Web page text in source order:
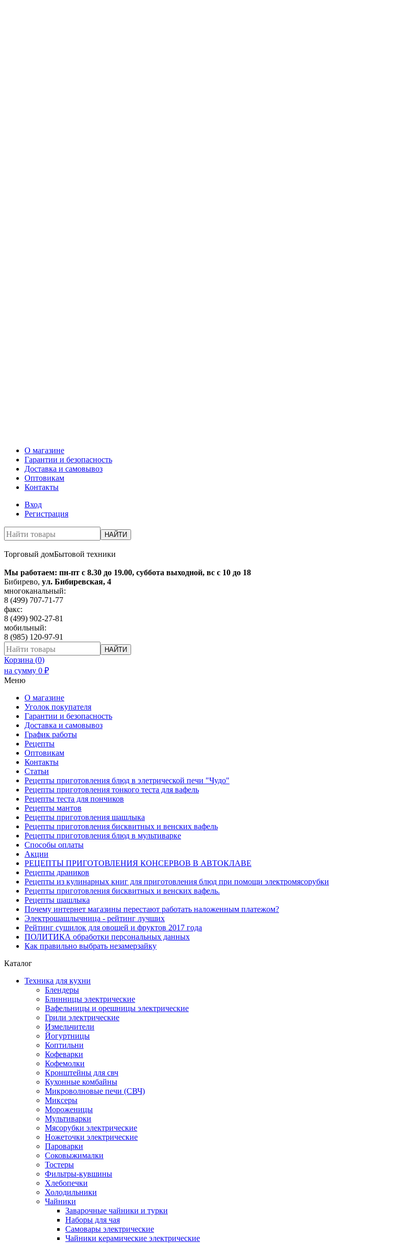
О магазине
Гарантии и безопасность
Доставка и самовывоз
Оптовикам
Контакты
Вход
Регистрация
НАЙТИ
Торговый домБытовой техники
Мы работаем: пн-пт с 8.30 до 19.00, суббота выходной, вс с 10 до 18
Бибирево, ул. Бибиревская, 4
многоканальный:
8 (499) 707-71-77
факс:
8 (499) 902-27-81
мобильный:
8 (985) 120-97-91
НАЙТИ
Корзина (0)
на сумму 0 ₽
Меню
О магазине
Уголок покупателя
Гарантии и безопасность
Доставка и самовывоз
График работы
Рецепты
Оптовикам
Контакты
Статьи
Рецепты приготовления блюд в элетрической печи "Чудо"
Рецепты приготовления тонкого теста для вафель
Рецепты теста для пончиков
Рецепты мантов
Рецепты приготовления шашлыка
Рецепты приготовления бисквитных и венских вафель
Рецепты приготовления блюд в мультиварке
Способы оплаты
Акции
РЕЦЕПТЫ ПРИГОТОВЛЕНИЯ КОНСЕРВОВ В АВТОКЛАВЕ
Рецепты драников
Рецепты из кулинарных книг для приготовления блюд при помощи электромясорубки
Рецепты приготовления бисквитных и венских вафель.
Рецепты шашлыка
Почему интернет магазины перестают работать наложенным платежом?
Электрошашлычница - рейтинг лучших
Рейтинг сушилок для овощей и фруктов 2017 года
ПОЛИТИКА обработки персональных данных
Как правильно выбрать незамерзайку
Каталог
Техника для кухни
Блендеры
Блинницы электрические
Вафельницы и орешницы электрические
Грили электрические
Измельчители
Йогуртницы
Коптильни
Кофеварки
Кофемолки
Кронштейны для свч
Кухонные комбайны
Микроволновые печи (СВЧ)
Миксеры
Мороженицы
Мультиварки
Мясорубки электрические
Ножеточки электрические
Пароварки
Соковыжималки
Тостеры
Фильтры-кувшины
Хлебопечки
Холодильники
Чайники
Заварочные чайники и турки
Наборы для чая
Самовары электрические
Чайники керамические электрические